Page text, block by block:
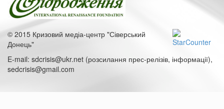
© 2015 Кризовий медіа-центр "Сіверський
Донець"
E-mail: sdcrisis@ukr.net (розсилання прес-релізів, інформації),
sedcrisis@gmail.com